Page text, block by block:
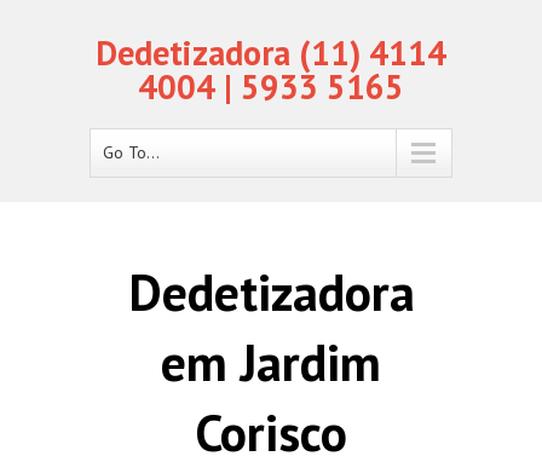
Dedetizadora (11) 4114
4004 | 5933 5165
Go To...
Dedetizadora
em Jardim
Corisco